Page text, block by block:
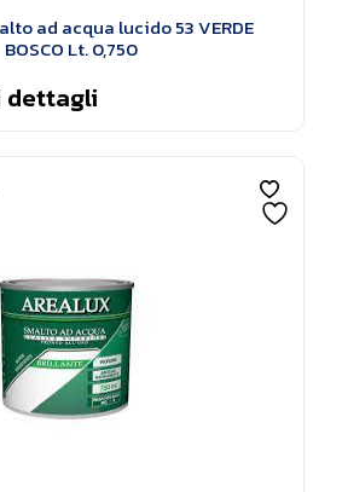
ad acqua lucido 53 VERDE
BOSCO Lt. 0,750
dettagli